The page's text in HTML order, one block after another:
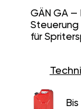
GÄN GA —
Steuerung
für